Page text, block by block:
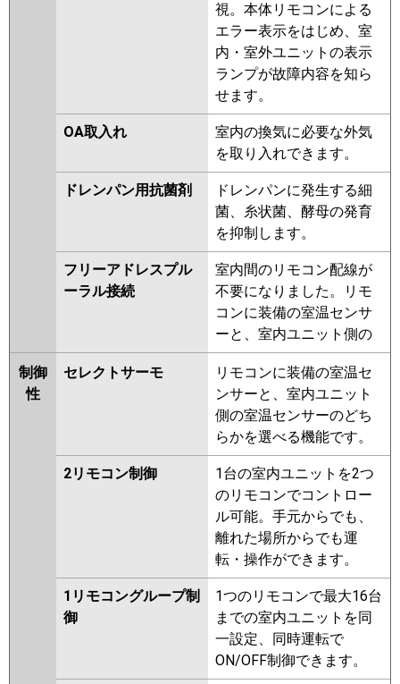
視。本体リモコンによる
エラー表示をはじめ、室
内・室外ユニットの表示
ランプが故障内容を知ら
せます。
OA取入れ
室内の換気に必要な外気
を取り入れできます。
ドレンパン用抗菌剤
ドレンパンに発生する細
菌、糸状菌、酵母の発育
を抑制します。
フリーアドレスプル
ーラル接続
室内間のリモコン配線が
不要になりました。リモ
コンに装備の室温センサ
ーと、室内ユニット側の
制御
性
セレクトサーモ
リモコンに装備の室温セ
ンサーと、室内ユニット
側の室温センサーのどち
らかを選べる機能です。
2リモコン制御
1台の室内ユニットを2つ
のリモコンでコントロー
ル可能。手元からでも、
離れた場所からでも運
転・操作ができます。
1リモコングループ制
御
1つのリモコンで最大16台
までの室内ユニットを同
一設定、同時運転で
ON/OFF制御できます。